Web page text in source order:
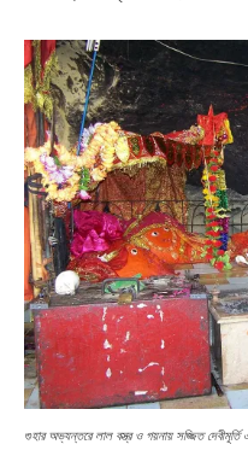
গুহার অভ্যন্তরে লাল বস্ত্র ও গয়নায় সজ্জিত